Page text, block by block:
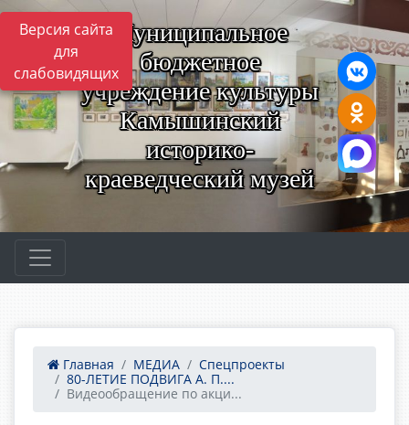
Версия сайта
для
слабовидящих
Муниципальное
бюджетное
учреждение культуры
Камышинский
историко-
краеведческий музей
Главная МЕДИА
Спецпроекты
80-ЛЕТИЕ ПОДВИГА А. П....
Видеообращение по акци...